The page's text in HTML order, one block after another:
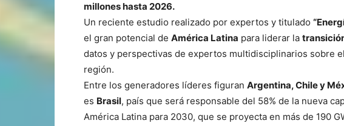
millones hasta 2026.
Un reciente estudio realizado por expertos y titulado
el gran potencial de América Latina para liderar la
datos y perspectivas de expertos multidisciplinarios sobre
región.
Entre los generadores líderes figuran Argentina, Chile y
es Brasil, país que será responsable del 58% de la nueva
América Latina para 2030, que se proyecta en más de 190